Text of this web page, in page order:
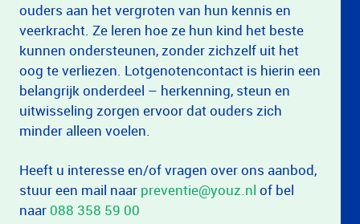
ouders aan het vergroten van hun kennis en
veerkracht. Ze leren hoe ze hun kind het beste
kunnen ondersteunen, zonder zichzelf uit het
oog te verliezen. Lotgenotencontact is hierin een
belangrijk onderdeel – herkenning, steun en
uitwisseling zorgen ervoor dat ouders zich
minder alleen voelen.
Heeft u interesse en/of vragen over ons aanbod,
stuur een mail naar preventie@youz.nl of bel
naar 088 358 59 00